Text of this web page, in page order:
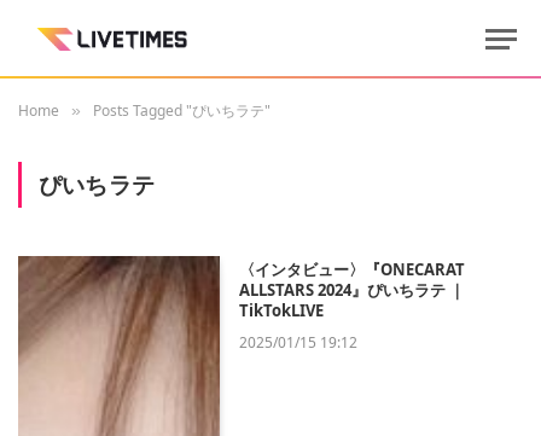
Home » Posts Tagged "ぴいちラテ"
ぴいちラテ
〈インタビュー〉『ONECARAT
ALLSTARS 2024』ぴいちラテ ｜
TikTokLIVE
2025/01/15 19:12